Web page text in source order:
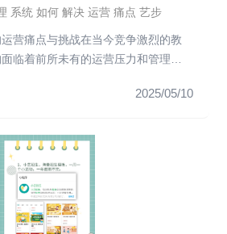
系统 如何 解决 运营 痛点 艺步
营痛点与挑战在当今竞争激烈的教
临着前所未有的运营压力和管理挑
2025/05/10